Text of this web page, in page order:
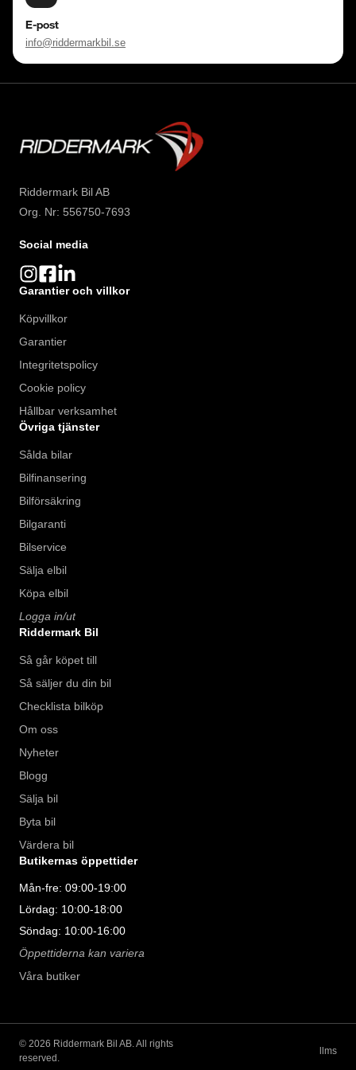
Måndag - Fredag: 09:00 - 19:00
Lördag:  10:00 - 18:00
Söndag: 10:00 - 16:00
E-post
info@riddermarkbil.se
Riddermark Bil AB
Org. Nr: 556750-7693
Social media
Garantier och villkor
Köpvillkor
Garantier
Integritetspolicy
Cookie policy
Hållbar verksamhet
Övriga tjänster
Sålda bilar
Bilfinansering
Bilförsäkring
Bilgaranti
Bilservice
Sälja elbil
Köpa elbil
Logga in/ut
Riddermark Bil
Så går köpet till
Så säljer du din bil
Checklista bilköp
Om oss
Nyheter
Blogg
Sälja bil
Byta bil
Värdera bil
Butikernas öppettider
Mån-fre: 09:00-19:00
Lördag: 10:00-18:00
Söndag: 10:00-16:00
Öppettiderna kan variera
Våra butiker
© 2026 Riddermark Bil AB. All rights
reserved.
llms